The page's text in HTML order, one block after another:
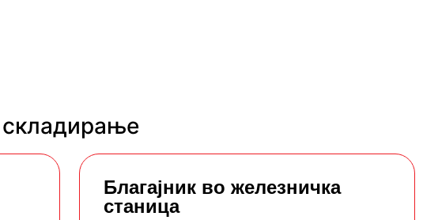
складирање
Благајник во железничка
станица